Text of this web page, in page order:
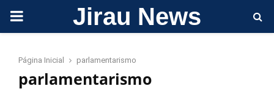
PRIMARY Jirau News
Página Inicial parlamentarismo
parlamentarismo